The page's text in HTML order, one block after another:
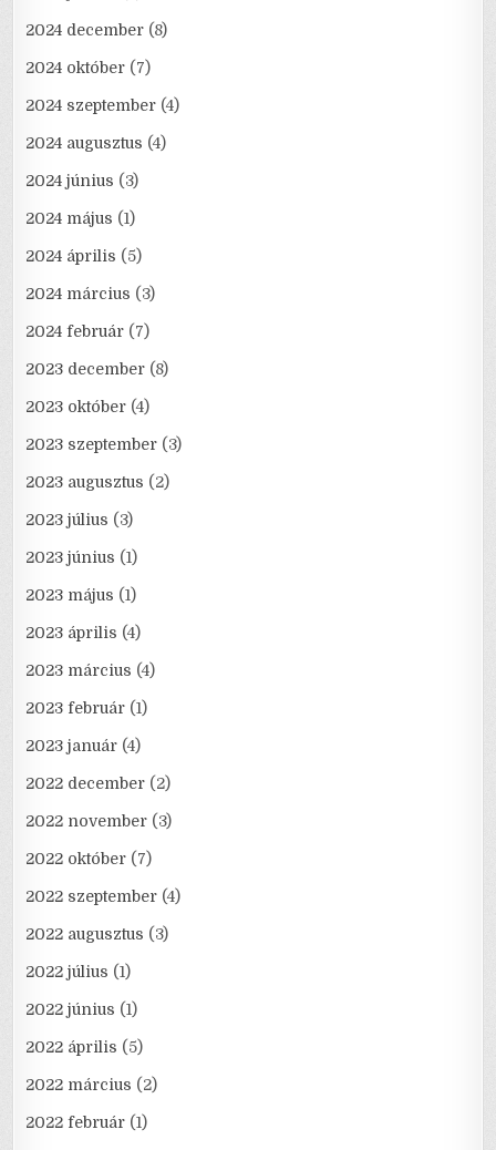
2024 december (8)
2024 október (7)
2024 szeptember (4)
2024 augusztus (4)
2024 június (3)
2024 május (1)
2024 április (5)
2024 március (3)
2024 február (7)
2023 december (8)
2023 október (4)
2023 szeptember (3)
2023 augusztus (2)
2023 július (3)
2023 június (1)
2023 május (1)
2023 április (4)
2023 március (4)
2023 február (1)
2023 január (4)
2022 december (2)
2022 november (3)
2022 október (7)
2022 szeptember (4)
2022 augusztus (3)
2022 július (1)
2022 június (1)
2022 április (5)
2022 március (2)
2022 február (1)